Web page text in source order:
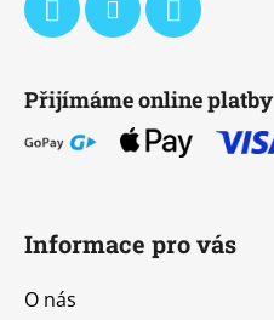
Přijímáme online platby
Informace pro vás
O nás